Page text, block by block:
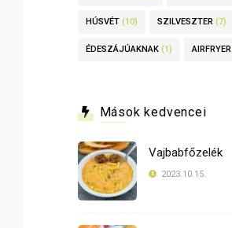
HÚSVÉT (10) SZILVESZTER (7)
ÉDESZÁJÚAKNAK (1) AIRFRYER
Mások kedvencei
Vajbabfőzelék
2023.10.15.